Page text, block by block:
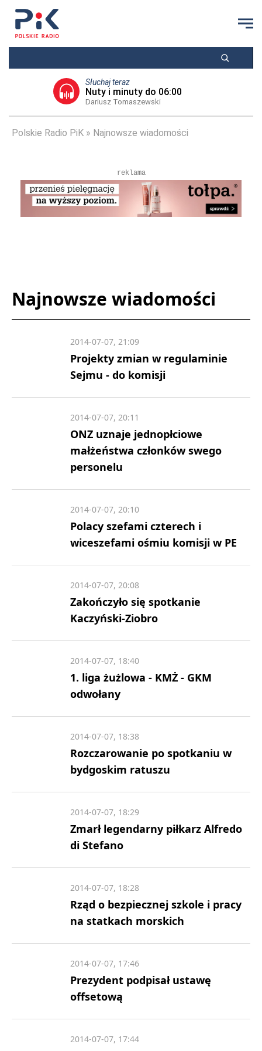
Słuchaj teraz
Nuty i minuty do 06:00
Dariusz Tomaszewski
Polskie Radio PiK Najnowsze wiadomości
reklama
Najnowsze wiadomości
Projekty zmian w regulaminie
Sejmu - do komisji
2014-07-07, 21:09
ONZ uznaje jednopłciowe
małżeństwa członków swego
personelu
2014-07-07, 20:11
Polacy szefami czterech i
wiceszefami ośmiu komisji w PE
2014-07-07, 20:10
Zakończyło się spotkanie
Kaczyński-Ziobro
2014-07-07, 20:08
1. liga żużlowa - KMŻ - GKM
odwołany
2014-07-07, 18:40
Rozczarowanie po spotkaniu w
bydgoskim ratuszu
2014-07-07, 18:38
Zmarł legendarny piłkarz Alfredo
di Stefano
2014-07-07, 18:29
Rząd o bezpiecznej szkole i pracy
na statkach morskich
2014-07-07, 18:28
Prezydent podpisał ustawę
offsetową
2014-07-07, 17:46
2014-07-07, 17:44